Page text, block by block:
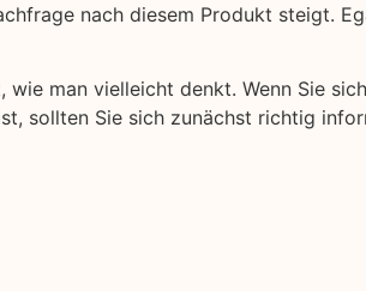
nach diesem Produkt steigt.
man vielleicht denkt. Wenn Sie
sollten Sie sich zunächst richtig